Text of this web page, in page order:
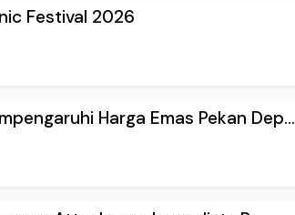
Festival 2026
Harga Emas Pekan Dep...